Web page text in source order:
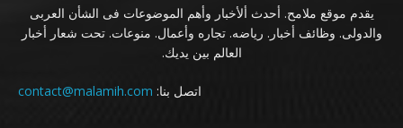
يقدم موقع ملامح. أحدث ألأخبار وأهم الموضوعات فى الشأن العربى
والدولى. وظائف أخبار. رياضه. تجاره وأعمال. منوعات. تحت شعار أخبار
العالم بين يديك.
اتصل بنا: contact@malamih.com